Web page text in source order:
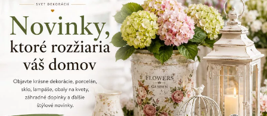
SKLADOM
Hodiny na stenu 30 x4cm
-30%
AKCIA
SKLADOM
Kovové hodiny 20x20x8cm
-30%